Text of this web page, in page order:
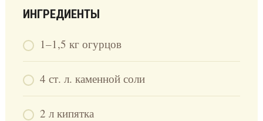
ИНГРЕДИЕНТЫ
1–1,5 кг огурцов
4 ст. л. каменной соли
2 л кипятка